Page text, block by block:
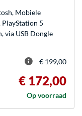
Mobiele
PlayStation 5
via USB Dongle
€ 199,00
€ 172,00
Op voorraad